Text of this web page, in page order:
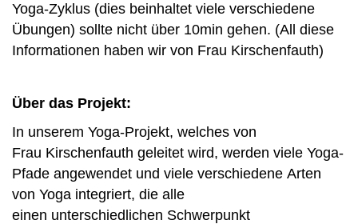
Yoga-Zyklus (dies beinhaltet viele verschiedene
Übungen) sollte nicht über 10min gehen. (All diese
Informationen haben wir von Frau Kirschenfauth)
Über das Projekt:
In unserem Yoga-Projekt, welches von
Frau Kirschenfauth geleitet wird, werden viele Yoga-
Pfade angewendet und viele verschiedene Arten
von Yoga integriert, die alle
einen unterschiedlichen Schwerpunkt